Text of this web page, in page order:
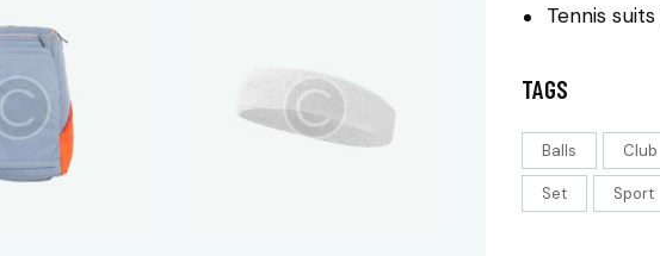
Tennis suits
TAGS
Balls Club
Set Sport